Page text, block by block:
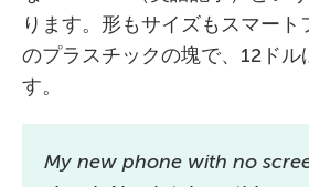
ります。形もサイズもスマート
のプラスチックの塊で、12ドル
す。
My new phone with no